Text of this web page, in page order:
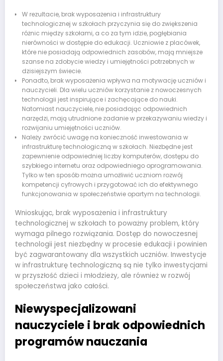
W rezultacie, brak wyposażenia i infrastruktury
technologicznej w szkołach przyczynia się do zwiększenia
różnic między szkołami, a co za tym idzie, pogłębiania
nierówności w dostępie do edukacji. Uczniowie z placówek,
które nie posiadają odpowiednich zasobów, mają mniejsze
szanse na zdobycie wiedzy i umiejętności potrzebnych w
dzisiejszym świecie.
Ponadto, brak wyposażenia wpływa na motywację uczniów i
nauczycieli. Dla wielu uczniów korzystanie z nowoczesnych
technologii jest inspirujące i zachęcające do nauki.
Natomiast nauczyciele, nie posiadając odpowiednich
narzędzi, mają utrudnione zadanie w przekazywaniu wiedzy i
rozwijaniu umiejętności uczniów.
Należy zwrócić uwagę na konieczność inwestowania w
infrastrukturę technologiczną w szkołach. Niezbędne jest
zapewnienie odpowiedniej liczby komputerów, dostępu do
szybkiego internetu oraz odpowiedniego oprogramowania.
Tylko w ten sposób można umożliwić uczniom rozwój
kompetencji cyfrowych i przygotować ich do efektywnego
funkcjonowania w społeczeństwie opartym na technologii.
Wnioskując, brak wyposażenia i infrastruktury
technologicznej w szkołach to poważny problem, który
wymaga pilnego rozwiązania. Dostęp do nowoczesnej
technologii jest niezbędny w procesie edukacji i powinien
być zagwarantowany dla wszystkich uczniów. Inwestycje
w infrastrukturę technologiczną są nie tylko inwestycjami
w przyszłość dzieci i młodzieży, ale również w rozwój
społeczeństwa jako całości.
Niewyspecjalizowani
nauczyciele i brak odpowiednich
programów nauczania